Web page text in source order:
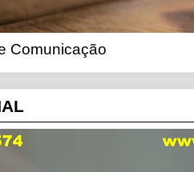
Comunicação